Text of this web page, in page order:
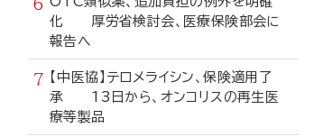
化 厚労省検討会、医療保険部会に
報告へ
【中医協】テロメライシン、保険適用了
承 13日から、オンコリスの再生医
療等製品